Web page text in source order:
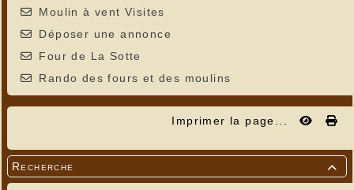
Moulin à vent Visites
Déposer une annonce
Four de La Sotte
Rando des fours et des moulins
Imprimer la page...

Recherche